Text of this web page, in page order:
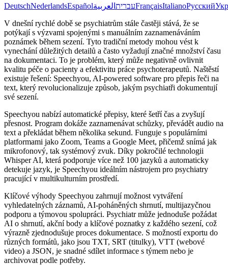
DeutschNederlandsEspañol עברית العربية FrançaisItalianoРусский
V dnešní rychlé době se psychiatrům stále častěji stává, že se
potýkají s výzvami spojenými s manuálním zaznamenáváním
poznámek během sezení. Tyto tradiční metody mohou vést k
vynechání důležitých detailů a často vyžadují značné množství času
na dokumentaci. To je problém, který může negativně ovlivnit
kvalitu péče o pacienty a efektivitu práce psychoterapeutů. Naštěstí
existuje řešení: Speechyou, AI-powered software pro přepis řeči na
text, který revolucionalizuje způsob, jakým psychiatři dokumentují
své sezení.
Speechyou nabízí automatické přepisy, které šetří čas a zvyšují
přesnost. Program dokáže zaznamenávat schůzky, převádět audio na
text a překládat během několika sekund. Funguje s populárními
platformami jako Zoom, Teams a Google Meet, přičemž snímá jak
mikrofonový, tak systémový zvuk. Díky pokročilé technologii
Whisper AI, která podporuje více než 100 jazyků a automaticky
detekuje jazyk, je Speechyou ideálním nástrojem pro psychiatry
pracující v multikulturním prostředí.
Klíčové výhody Speechyou zahrnují možnost vytváření
vyhledatelných záznamů, AI-poháněných shrnutí, multijazyčnou
podporu a týmovou spolupráci. Psychiatr může jednoduše požádat
AI o shrnutí, akční body a klíčové poznatky z každého sezení, což
výrazně zjednodušuje proces dokumentace. S možností exportu do
různých formátů, jako jsou TXT, SRT (titulky), VTT (webové
video) a JSON, je snadné sdílet informace s týmem nebo je
archivovat podle potřeby.